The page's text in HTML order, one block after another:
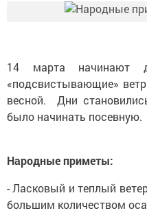
14 марта начинают
«подсвистывающие»
весной. Дни
было начинать посевную.
Народные приметы:
- Ласковый и теплый
большим количеством